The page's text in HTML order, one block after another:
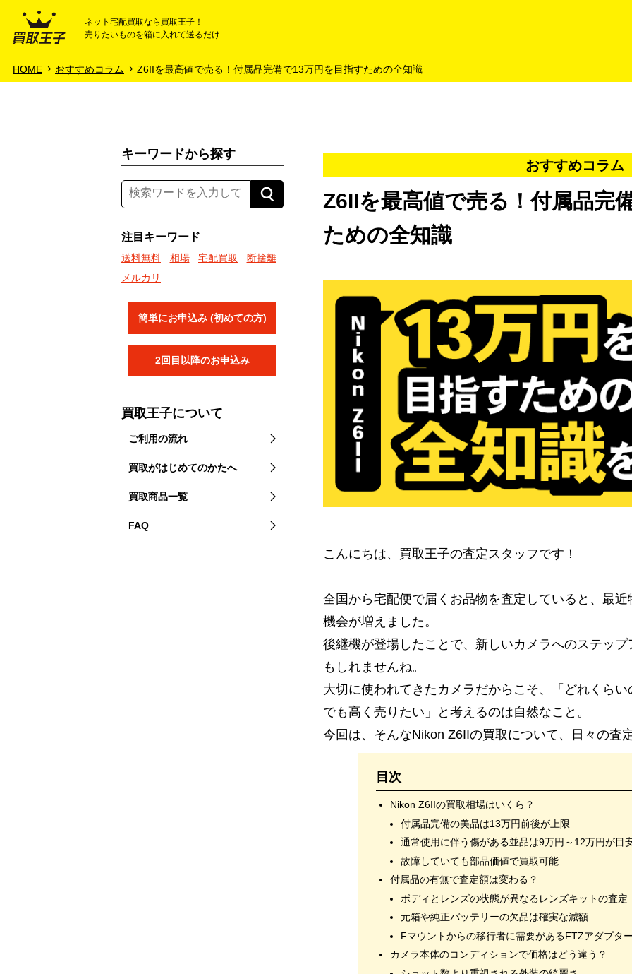
HOME
ネット宅配買取なら買取王子！
売りたいものを箱に入れて送るだけ
HOME おすすめコラム Z6IIを最高値で売る！付属品完備で13万円を目指すための全知識
キーワードから探す
注目キーワード
送料無料 相場 宅配買取
断捨離
メルカリ
簡単にお申込み (初めての方)
2回目以降のお申込み
買取王子について
ご利用の流れ
買取がはじめてのかたへ
買取商品一覧
FAQ
おすすめコラム
Z6IIを最高値で売る！付属品完
ための全知識
こんにちは、買取王子の査定スタッフです！
全国から宅配便で届くお品物を査定していると、最
機会が増えました。
後継機が登場したことで、新しいカメラへのステッ
もしれませんね。
大切に使われてきたカメラだからこそ、「どれくら
でも高く売りたい」と考えるのは自然なこと。
今回は、そんなNikon Z6IIの買取について、日々の査
目次
Nikon Z6IIの買取相場はいくら？
付属品完備の美品は13万円前後が上限
通常使用に伴う傷がある並品は9万円～12万円が目
故障していても部品価値で買取可能
付属品の有無で査定額は変わる？
ボディとレンズの状態が異なるレンズキットの査定
元箱や純正バッテリーの欠品は確実な減額
Fマウントからの移行者に需要があるFTZアダプタ
カメラ本体のコンディションで価格はどう違う？